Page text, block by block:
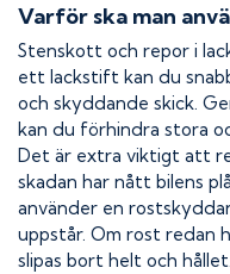
Varför ska man
Stenskott och repor i
ett lackstift kan du
och skyddande skick.
kan du förhindra stora
Det är extra viktigt att
skadan har nått bilens
använder en
uppstår. Om rost
slipas bort helt och hållet.